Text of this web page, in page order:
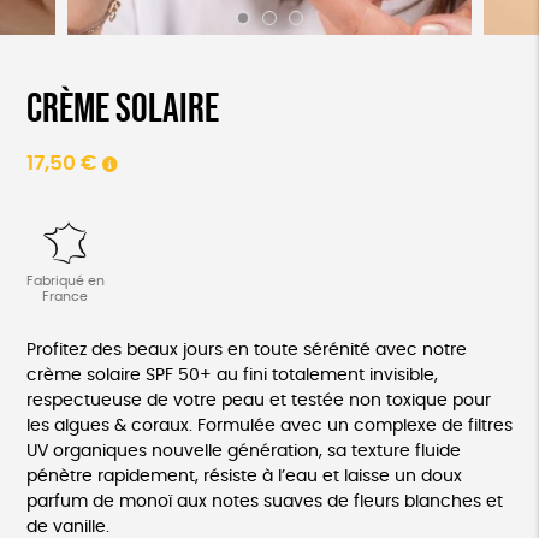
Crème solaire
17,50 €
Fabriqué en
France
Profitez des beaux jours en toute sérénité avec notre
crème solaire SPF 50+ au fini totalement invisible,
respectueuse de votre peau et testée non toxique pour
les algues & coraux. Formulée avec un complexe de filtres
UV organiques nouvelle génération, sa texture fluide
pénètre rapidement, résiste à l’eau et laisse un doux
parfum de monoï aux notes suaves de fleurs blanches et
de vanille.